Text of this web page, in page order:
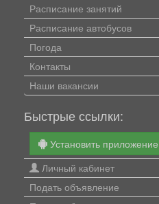
Расписание занятий
Расписание автобусов
Погода
Контакты
Наши вакансии
Быстрые ссылки:
Установить приложение
Личный кабинет
Подать объявление